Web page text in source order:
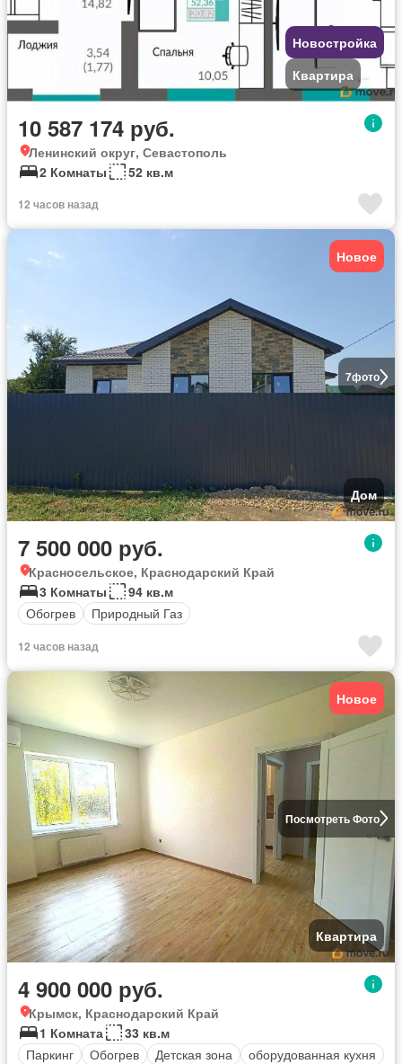
Новостройка
Квартира
10 587 174 руб.
Ленинский округ, Севастополь
2 Комнаты
52 кв.м
12 часов назад
7фото
Новое
Дом
7 500 000 руб.
Красносельское, Краснодарский Край
3 Комнаты
94 кв.м
Обогрев
Природный Газ
12 часов назад
Посмотреть Фото
Новое
Квартира
4 900 000 руб.
Крымск, Краснодарский Край
1 Комната
33 кв.м
Паркинг
Обогрев Детская зона оборудованная кухня